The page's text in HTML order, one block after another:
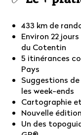
433 km de
Environ 22
du Cotentin
5 itinérances
Pays
Suggestions
les week-ends
Cartographie
Nouvelle
Un des